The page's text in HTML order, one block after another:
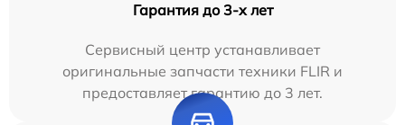
Гарантия до 3-х лет
Сервисный центр устанавливает
оригинальные запчасти техники FLIR и
предоставляет гарантию до 3 лет.